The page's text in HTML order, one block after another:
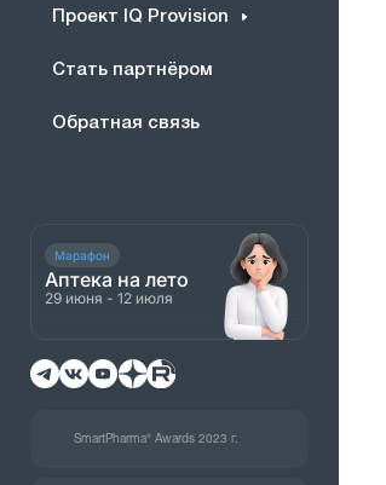
Проект IQ Provision
Стать партнёром
Обратная связь
Марафон
Аптека на лето
29 июня - 12 июля
SmartPharma® Awards 2023 г.